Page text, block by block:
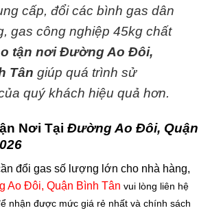
cấp, đổi các bình gas dân
gas công nghiệp 45kg chất
tận nơi Đường Ao Đôi,
Tân giúp quá trình sử
quý khách hiệu quả hơn.
Nơi Tại Đường Ao Đôi, Quận
đổi gas số lượng lớn cho nhà hàng,
Ao Đôi, Quận Bình Tân vui lòng liên hệ
nhận được mức giá rẻ nhất và chính sách